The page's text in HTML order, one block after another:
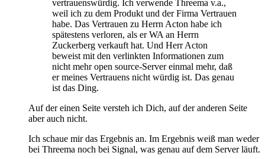
vertrauenswürdig. Ich verwende Threema v.a.,
weil ich zu dem Produkt und der Firma Vertrauen
habe. Das Vertrauen zu Herrn Acton habe ich
spätestens verloren, als er WA an Herrn
Zuckerberg verkauft hat. Und Herr Acton
beweist mit den verlinkten Informationen zum
nicht mehr open source-Server einmal mehr, daß
er meines Vertrauens nicht würdig ist. Das genau
ist das Ding.
Auf der einen Seite versteh ich Dich, auf der anderen Seite
aber auch nicht.
Ich schaue mir das Ergebnis an. Im Ergebnis weiß man weder
bei Threema noch bei Signal, was genau auf dem Server läuft.